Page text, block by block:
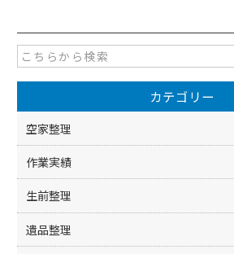
e
b
o
o
k
er
カテゴリー
空家整理
作業実績
生前整理
遺品整理